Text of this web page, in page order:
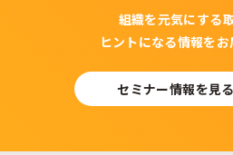
組織を元気にする
ヒントになる情報をお
セミナー情報を見る